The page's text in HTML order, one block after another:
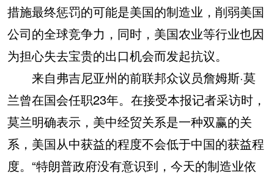
措施最终惩罚的可能是美国的制造业，削弱美国
公司的全球竞争力，同时，美国农业等行业也因
为担心失去宝贵的出口机会而发起抗议。
来自弗吉尼亚州的前联邦众议员詹姆斯·莫
兰曾在国会任职23年。在接受本报记者采访时，
莫兰明确表示，美中经贸关系是一种双赢的关
系，美国从中获益的程度不会低于中国的获益程
度。“特朗普政府没有意识到，今天的制造业依